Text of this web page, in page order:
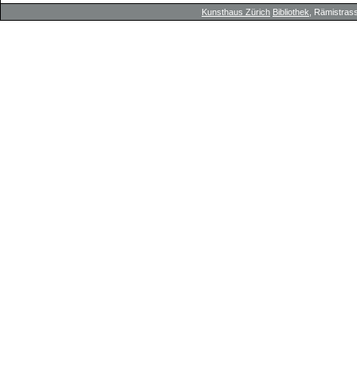
Kunsthaus Zürich Bibliothek ,